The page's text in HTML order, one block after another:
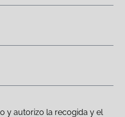
y autorizo la recogida y el